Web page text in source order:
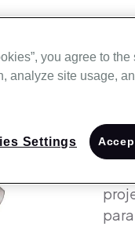
A
you agree to
analyze site usage,
Settings